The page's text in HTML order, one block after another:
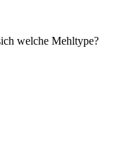
welche Mehltype?